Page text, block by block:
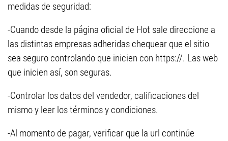
medidas de seguridad:
-Cuando desde la página oficial de Hot sale direccione a
las distintas empresas adheridas chequear que el sitio
sea seguro controlando que inicien con https://. Las web
que inicien así, son seguras.
-Controlar los datos del vendedor, calificaciones del
mismo y leer los términos y condiciones.
-Al momento de pagar, verificar que la url continúe